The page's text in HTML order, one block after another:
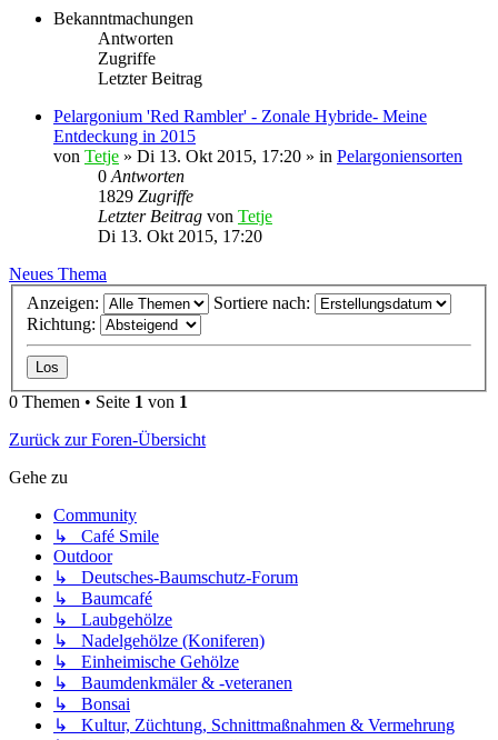
Bekanntmachungen
Antworten
Zugriffe
Letzter Beitrag
Pelargonium 'Red Rambler' - Zonale Hybride- Meine
Entdeckung in 2015
von Tetje » Di 13. Okt 2015, 17:20 » in Pelargoniensorten
0 Antworten
1829 Zugriffe
Letzter Beitrag von Tetje
Di 13. Okt 2015, 17:20
Neues Thema
Anzeigen:
Sortiere nach:
Richtung:
0 Themen • Seite 1 von 1
Zurück zur Foren-Übersicht
Gehe zu
Community
↳ Café Smile
Outdoor
↳ Deutsches-Baumschutz-Forum
↳ Baumcafé
↳ Laubgehölze
↳ Nadelgehölze (Koniferen)
↳ Einheimische Gehölze
↳ Baumdenkmäler & -veteranen
↳ Bonsai
↳ Kultur, Züchtung, Schnittmaßnahmen & Vermehrung